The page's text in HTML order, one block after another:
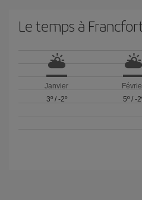
Le temps à
Janvier
3º/ -2º
5º/ -